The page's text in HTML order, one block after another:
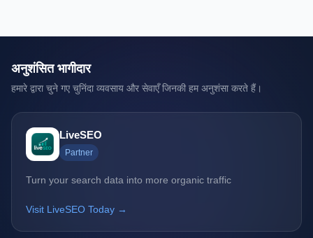
अनुशंसित भागीदार
हमारे द्वारा चुने गए चुनिंदा व्यवसाय और सेवाएँ जिनकी हम अनुशंसा करते हैं।
LiveSEO
Partner
Turn your search data into more organic traffic
Visit LiveSEO Today →